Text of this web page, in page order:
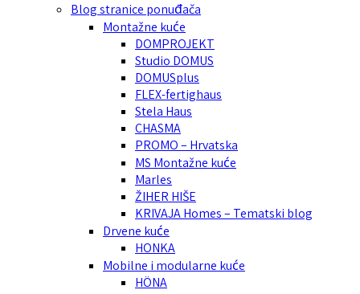
Blog stranice ponuđača
Montažne kuće
DOMPROJEKT
Studio DOMUS
DOMUSplus
FLEX-fertighaus
Stela Haus
CHASMA
PROMO – Hrvatska
MS Montažne kuće
Marles
ŽIHER HIŠE
KRIVAJA Homes – Tematski blog
Drvene kuće
HONKA
Mobilne i modularne kuće
HÖNA